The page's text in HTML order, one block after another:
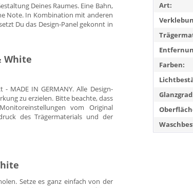
Art:
Farben:
Deines Raumes. Eine Bahn,
Note. In Kombination mit anderen
Du das Design-Panel gekonnt in
White
MADE IN GERMANY. Alle Design-
zu erzielen. Bitte beachte, dass
vom Original
des Trägermaterials und der
Setze es ganz einfach von der